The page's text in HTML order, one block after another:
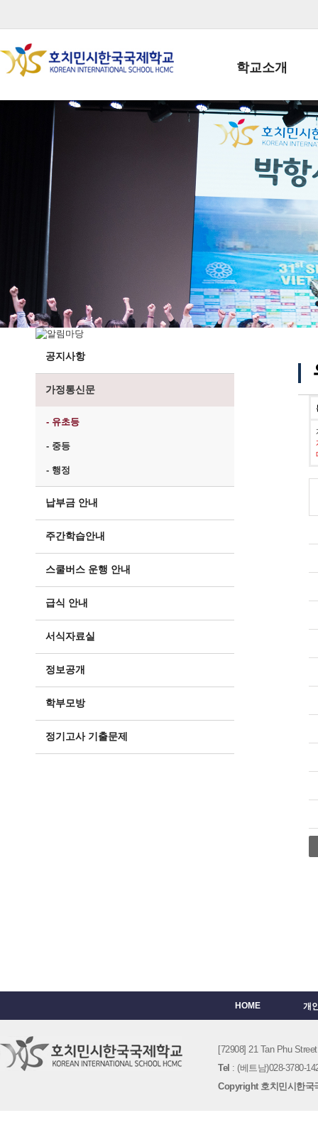
학교소개
학교장인사말
학생회장인사말
학교상징
학교 CI
교직원현황
학생현황
위치/전화
전경사진
공지사항
가정통신문
- 유초등
- 중등
- 행정
납부금 안내
주간학습안내
스쿨버스 운행 안내
급식 안내
서식자료실
정보공개
학부모방
정기고사 기출문제
HOME 개
[72908] 21 Tan Phu
Tel : (베트남)028-3780-
Copyright 호치민시한국